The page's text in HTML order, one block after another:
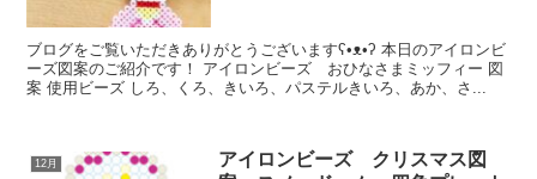
ブログをご覧いただきありがとうございますʕ•ᴥ•ʔ 本日のアイロンビ
ーズ図案のご紹介です！ アイロンビーズ おひなさまミッフィー 図
案 使用ビーズ しろ、くろ、きいろ、パステルきいろ、あか、さ...
12月
アイロンビーズ クリスマス図